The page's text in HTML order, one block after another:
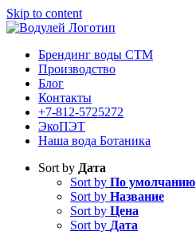
Skip to content
Брендинг воды СТМ
Производство
Блог
Контакты
+7-812-5725272
ЭкоПЭТ
Наша вода Ботаника
Sort by Дата
Sort by По умолчанию
Sort by Название
Sort by Цена
Sort by Дата